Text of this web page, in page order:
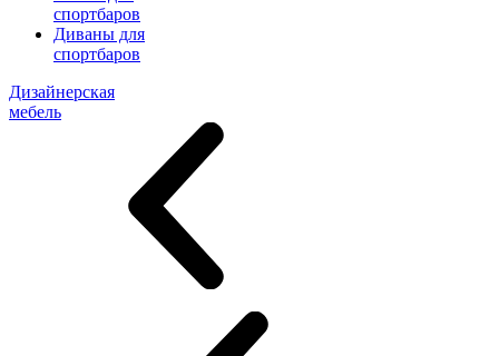
спортбаров
Диваны для
спортбаров
Дизайнерская
мебель